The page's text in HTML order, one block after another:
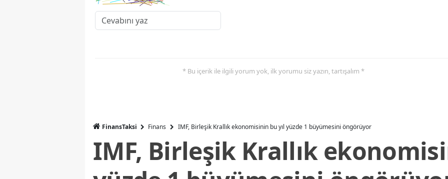
* Bu içerik ile ilgili yorum yok, ilk yorumu siz yazın, tartışalım *
FinansTaksi Finans IMF, Birleşik Krallık ekonomisinin bu yıl yüzde 1 büyümesini öngörüyor
IMF, Birleşik Krallık